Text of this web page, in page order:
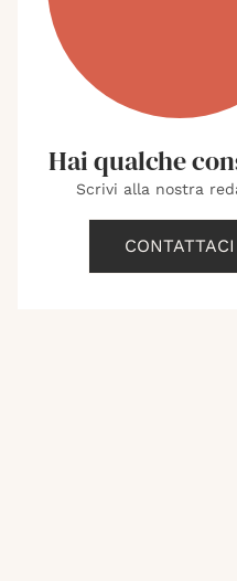
Hai qualche
Scrivi alla nostra
CONTATTACI